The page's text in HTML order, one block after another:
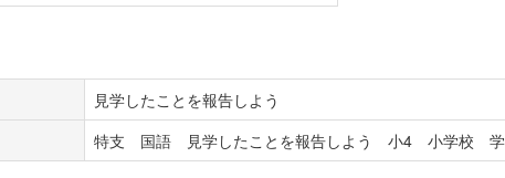
見学したことを報告しよう
特支 国語 見学したことを報告しよう 小4 小学校